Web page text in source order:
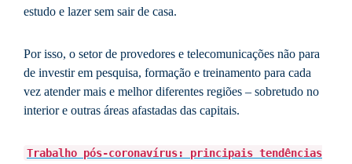
estudo e lazer sem sair de casa.
Por isso, o setor de provedores e telecomunicações não para
de investir em pesquisa, formação e treinamento para cada
vez atender mais e melhor diferentes regiões – sobretudo no
interior e outras áreas afastadas das capitais.
Trabalho pós-coronavírus: principais tendências